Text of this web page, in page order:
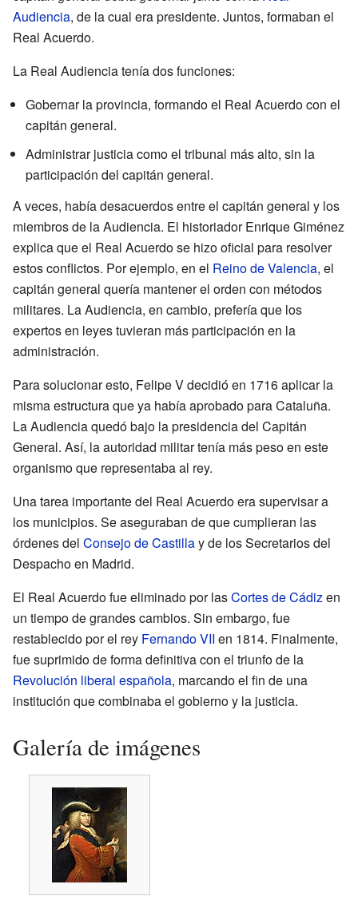
Audiencia, de la cual era presidente. Juntos, formaban el
Real Acuerdo.
La Real Audiencia tenía dos funciones:
Gobernar la provincia, formando el Real Acuerdo con el
capitán general.
Administrar justicia como el tribunal más alto, sin la
participación del capitán general.
A veces, había desacuerdos entre el capitán general y los
miembros de la Audiencia. El historiador Enrique Giménez
explica que el Real Acuerdo se hizo oficial para resolver
estos conflictos. Por ejemplo, en el Reino de Valencia, el
capitán general quería mantener el orden con métodos
militares. La Audiencia, en cambio, prefería que los
expertos en leyes tuvieran más participación en la
administración.
Para solucionar esto, Felipe V decidió en 1716 aplicar la
misma estructura que ya había aprobado para Cataluña.
La Audiencia quedó bajo la presidencia del Capitán
General. Así, la autoridad militar tenía más peso en este
organismo que representaba al rey.
Una tarea importante del Real Acuerdo era supervisar a
los municipios. Se aseguraban de que cumplieran las
órdenes del Consejo de Castillay de los Secretarios del
Despacho en Madrid.
El Real Acuerdo fue eliminado por lasCortes de Cádizen
un tiempo de grandes cambios. Sin embargo, fue
restablecido por el rey Fernando VII en 1814. Finalmente,
fue suprimido de forma definitiva con el triunfo de la
Revolución liberal española, marcando el fin de una
institución que combinaba el gobierno y la justicia.
Galería de imágenes